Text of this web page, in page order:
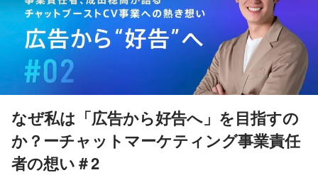
なぜ私は「広告から好告へ」を目指すの
か？ーチャットマーケティング事業責任
者の想い＃2